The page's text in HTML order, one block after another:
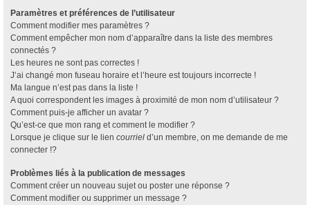
Paramètres et préférences de l’utilisateur
Comment modifier mes paramètres ?
Comment empêcher mon nom d’apparaître dans la liste des membres
connectés ?
Les heures ne sont pas correctes !
J’ai changé mon fuseau horaire et l’heure est toujours incorrecte !
Ma langue n’est pas dans la liste !
A quoi correspondent les images à proximité de mon nom d’utilisateur ?
Comment puis-je afficher un avatar ?
Qu’est-ce que mon rang et comment le modifier ?
Lorsque je clique sur le lien courriel d’un membre, on me demande de me
connecter !?
Problèmes liés à la publication de messages
Comment créer un nouveau sujet ou poster une réponse ?
Comment modifier ou supprimer un message ?